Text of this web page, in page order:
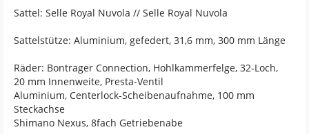
Sattel: Selle Royal Nuvola // Selle Royal Nuvola
Sattelstütze: Aluminium, gefedert, 31,6 mm, 300 mm Länge
Räder: Bontrager Connection, Hohlkammerfelge, 32-Loch,
20 mm Innenweite, Presta-Ventil
Aluminium, Centerlock-Scheibenaufnahme, 100 mm
Steckachse
Shimano Nexus, 8fach Getriebenabe